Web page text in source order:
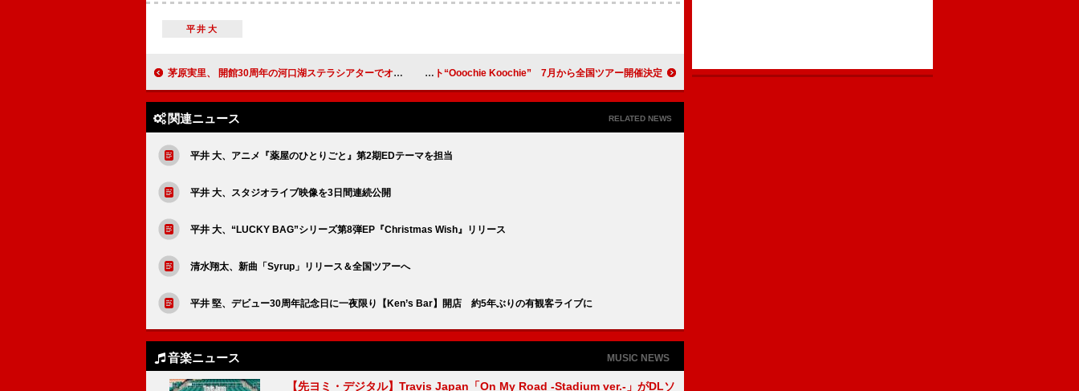
平井大
茅原実里、 開館30周年の河口湖ステラシアターでオーケストラコンサートを開催 オーケストラと共に新たな“ハーモニー” を奏でる＜本人コメントあり＞ 奥田民生＆吉川晃司の新ユニット“Ooochie Koochie” 7月から全国ツアー開催決定
関連ニュース RELATED NEWS
平井 大、アニメ『薬屋のひとりごと』第2期EDテーマを担当
平井 大、スタジオライブ映像を3日間連続公開
平井 大、“LUCKY BAG”シリーズ第8弾EP『Christmas Wish』リリース
清水翔太、新曲「Syrup」リリース＆全国ツアーへ
平井 堅、デビュー30周年記念日に一夜限り【Ken’s Bar】開店 約5年ぶりの有観客ライブに
音楽ニュース MUSIC NEWS
【先ヨミ・デジタル】Travis Japan「On My Road -Stadium ver.-」がDLソ